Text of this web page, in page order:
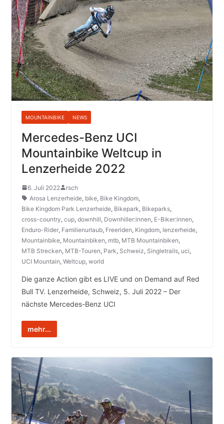
MOUNTAINBIKE NEWS
Mercedes-Benz UCI
Mountainbike Weltcup in
Lenzerheide 2022
6. Juli 2022
rsch
Arosa Lenzerheide, bike, Bike Kingdom,
Bike Kingdom Park Lenzerheide, Bikepark, Bikeparks,
cross-country, cup, downhill, Downhiller:innen, E-Biker:innen,
Enduro-Rider, Familienurlaub, Freeriden, Kingdom, lenzerheide,
Mountainbike, Mountainbiken, mtb, MTB Mountainbiken,
MTB Strecken, MTB-Touren, Park, Schweiz, Singletrails, uci,
UCI Mountain, Weltcup, world
Die ganze Action gibt es LIVE und on Demand auf Red
Bull TV. Lenzerheide, Schweiz, 5. Juli 2022 – Der
nächste Mercedes-Benz UCI
mehr...